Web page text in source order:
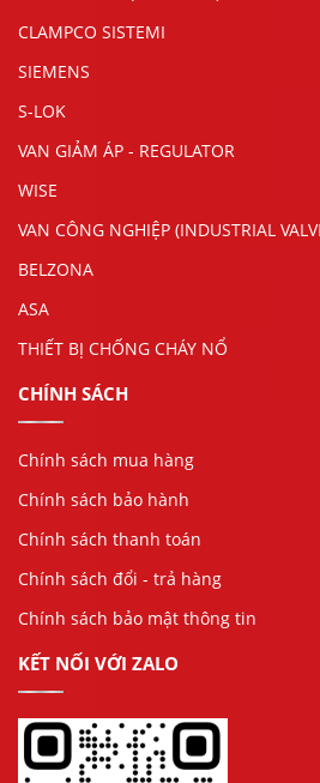
CLAMPCO SISTEMI
SIEMENS
S-LOK
VAN GIẢM ÁP - REGULATOR
WISE
VAN CÔNG NGHIỆP (INDUSTRIAL
BELZONA
ASA
THIẾT BỊ CHỐNG CHÁY NỔ
CHÍNH SÁCH
Chính sách mua hàng
Chính sách bảo hành
Chính sách thanh toán
Chính sách đổi - trả hàng
Chính sách bảo mật thông tin
KẾT NỐI VỚI ZALO